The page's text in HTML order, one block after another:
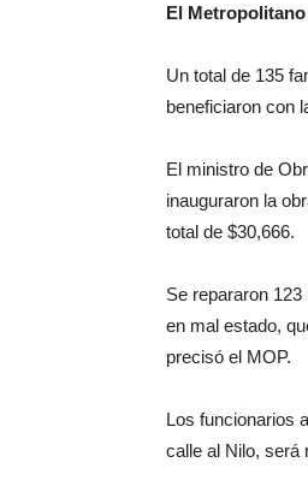
El
Un total de 135
beneficiaron con
El ministro de
inauguraron la
total de $30,666.
Se repararon
en mal estado,
precisó el MOP.
Los funcionarios
calle al Nilo, será